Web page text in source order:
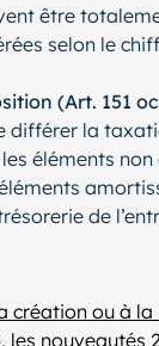
être
selon le
(Art. 151
différer la
éléments
de
création ou à la
les nouveautés